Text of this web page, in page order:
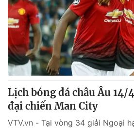
Lịch bóng đá châu Âu
đại chiến Man City
VTV.vn - Tại vòng 34 giải Ngoại